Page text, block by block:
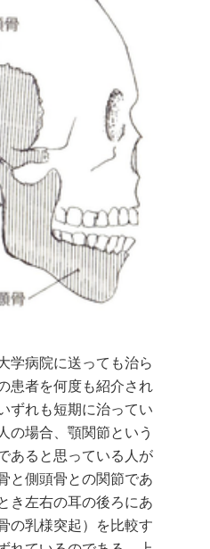
学病院に送っても治ら
患者を何度も紹介され
ずれも短期に治ってい
の場合、顎関節という
あると思っている人が
と側頭骨との関節であ
き左右の耳の後ろにあ
の乳様突起）を比較す